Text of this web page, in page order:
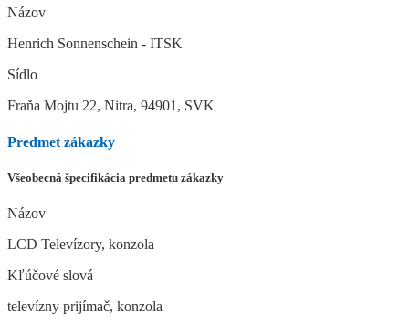
Názov
Henrich Sonnenschein - ITSK
Sídlo
Fraňa Mojtu 22, Nitra, 94901, SVK
Predmet zákazky
Všeobecná špecifikácia predmetu zákazky
Názov
LCD Televízory, konzola
Kľúčové slová
televízny prijímač, konzola